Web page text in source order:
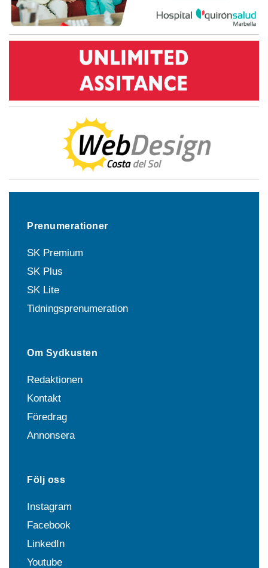
Prenumerationer
SK Premium
SK Plus
SK Lite
Tidningsprenumeration
Om Sydkusten
Redaktionen
Kontakt
Föredrag
Annonsera
Följ oss
Instagram
Facebook
LinkedIn
Youtube